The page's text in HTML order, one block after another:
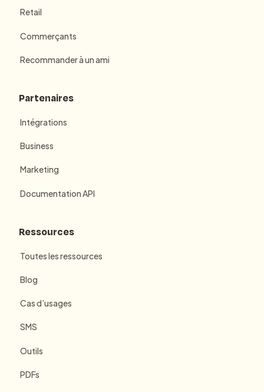
Retail
Commerçants
Recommander à un ami
Partenaires
Intégrations
Business
Marketing
Documentation API
Ressources
Toutes les ressources
Blog
Cas d’usages
SMS
Outils
PDFs